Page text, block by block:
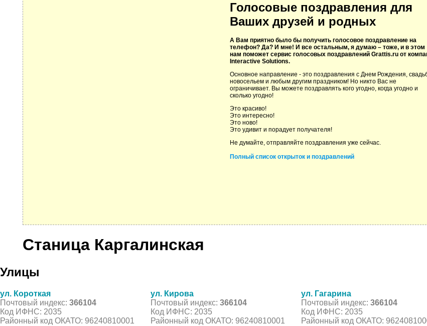
Голосовые поздравления для
Ваших друзей и родных
А Вам приятно было бы получить голосовое поздравление на
телефон? Да? И мне! И все остальным, я думаю – тоже, и в этом
нам поможет сервис голосовых поздравлений Grattis.ru от
Interactive Solutions.
Основное направление - это поздравления с Днем Рождения,
новосельем и любым другим праздником! Но никто Вас не
ограничивает. Вы можете поздравлять кого угодно, когда угодно и
сколько угодно!
Это красиво!
Это интересно!
Это ново!
Это удивит и порадует получателя!
Не думайте, отправляйте поздравления уже сейчас.
Полный список открыток и поздравлений
Станица Каргалинская
Улицы
ул. Короткая
Почтовый индекс: 366104
Код ИФНС: 2035
Районный код ОКАТО: 96240810001
ул. Кирова
Почтовый индекс: 366104
Код ИФНС: 2035
Районный код ОКАТО: 96240810001
ул. Гагарина
Почтовый индекс: 366104
Код ИФНС: 2035
Районный код ОКАТО: